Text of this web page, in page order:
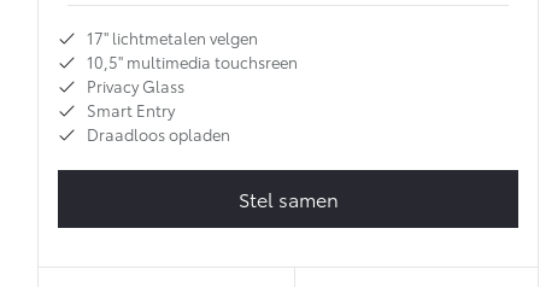
17'' lichtmetalen velgen
10,5'' multimedia touchsreen
Privacy Glass
Smart Entry
Draadloos opladen
Stel samen